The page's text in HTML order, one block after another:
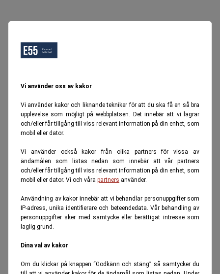
Vi använder oss av kakor
Vi använder kakor och liknande tekniker för att du ska få en så bra
upplevelse som möjligt på webbplatsen. Det innebär att vi lagrar
och/eller får tillgång till viss relevant information på din enhet, som
mobil eller dator.
Vi använder också kakor från olika partners för vissa av
ändamålen som listas nedan som innebär att vår partners
och/eller får tillgång till viss relevant information på din enhet, som
mobil eller dator. Vi och våra partners använder.
Användning av kakor innebär att vi behandlar personuppgifter som
IP-adress, unika identifierare och beteendedata. Vår behandling av
personuppgifter sker med samtycke eller berättigat intresse som
laglig grund.
Dina val av kakor
Om du klickar på knappen “Godkänn och stäng” så samtycker du